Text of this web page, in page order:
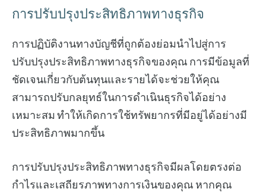
การปรับปรุงประสิทธิภาพทางธุรกิจ
การปฏิบัติงานทางบัญชีที่ถูกต้องย่อมนำไปสู่การ
ปรับปรุงประสิทธิภาพทางธุรกิจของคุณ การมีข้อมูลที่
ชัดเจนเกี่ยวกับต้นทุนและรายได้จะช่วยให้คุณ
สามารถปรับกลยุทธ์ในการดำเนินธุรกิจได้อย่าง
เหมาะสม ทำให้เกิดการใช้ทรัพยากรที่มีอยู่ได้อย่างมี
ประสิทธิภาพมากขึ้น
การปรับปรุงประสิทธิภาพทางธุรกิจมีผลโดยตรงต่อ
กำไรและเสถียรภาพทางการเงินของคุณ หากคุณ